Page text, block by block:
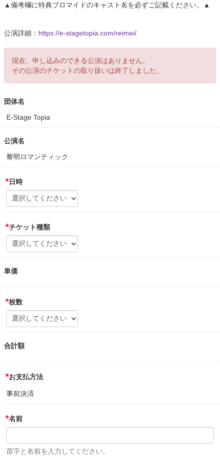
▲備考欄に特典ブロマイドのキャスト名を必ずご記載ください。▲
公演詳細： https://e-stagetopia.com/reimei/
現在、申し込みのできる公演はありません。
その公演のチケットの取り扱いは終了しました。
団体名
E-Stage Topia
公演名
黎明ロマンティック
*日時
*チケット種類
単価
*枚数
合計額
*お支払方法
事前決済
*名前
苗字と名前を入力してください。